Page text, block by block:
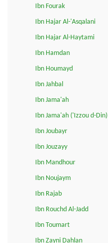
Ibn Fourak
Ibn Hajar Al-'Asqalani
Ibn Hajar Al-Haytami
Ibn Hamdan
Ibn Houmayd
Ibn Jahbal
Ibn Jama'ah
Ibn Jama'ah ('Izzou d-Din)
Ibn Joubayr
Ibn Jouzayy
Ibn Mandhour
Ibn Noujaym
Ibn Rajab
Ibn Rouchd Al-Jadd
Ibn Toumart
Ibn Zayni Dahlan